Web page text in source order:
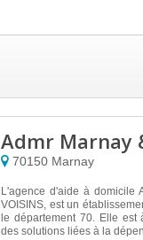
Admr Marnay
70150 Marnay
L'agence d'aide à domicile
VOISINS, est un
le département 70. Elle est
des solutions liées à la